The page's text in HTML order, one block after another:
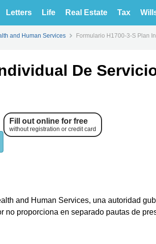
Letters Life Real Estate Tax
and Human Services Formulario H1700-3-S Plan
De
Fill out online for free
without registration or credit card
and Human Services, una autoridad
no proporciona en separado pautas de